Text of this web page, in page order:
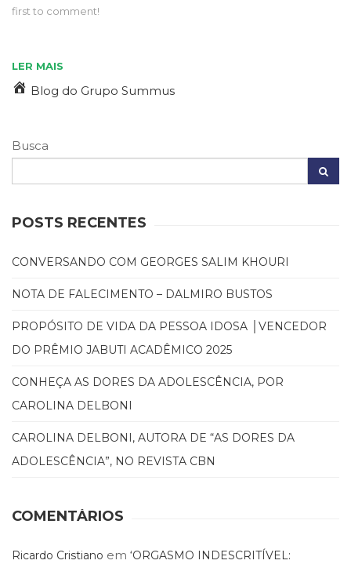
Cinema
(418)
Comunicação
Movimento
Crescimento
(222)
(14)
Alimentação
Economia,
Negócios
Educação
Educação
Especial
Fisioterapia
(54)
terapia
first to comment!
LER MAIS
Blog do Grupo Summus
Busca
POSTS RECENTES
CONVERSANDO COM GEORGES SALIM KHOURI
NOTA DE FALECIMENTO – DALMIRO BUSTOS
PROPÓSITO DE VIDA DA PESSOA IDOSA │VENCEDOR
DO PRÊMIO JABUTI ACADÊMICO 2025
CONHEÇA AS DORES DA ADOLESCÊNCIA, POR
CAROLINA DELBONI
CAROLINA DELBONI, AUTORA DE “AS DORES DA
ADOLESCÊNCIA”, NO REVISTA CBN
COMENTÁRIOS
Ricardo Cristiano em ‘ORGASMO INDESCRITÍVEL: